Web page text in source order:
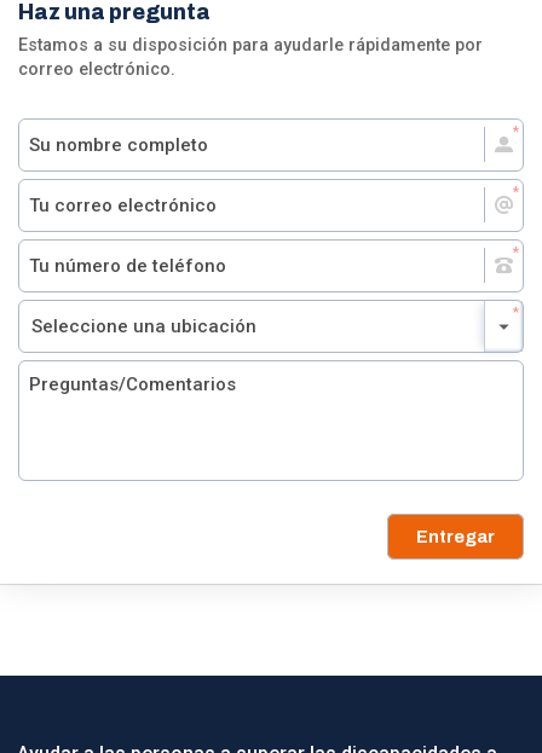
Haz una pregunta
Estamos a su disposición para ayudarle rápidamente por
correo electrónico.
Entregar